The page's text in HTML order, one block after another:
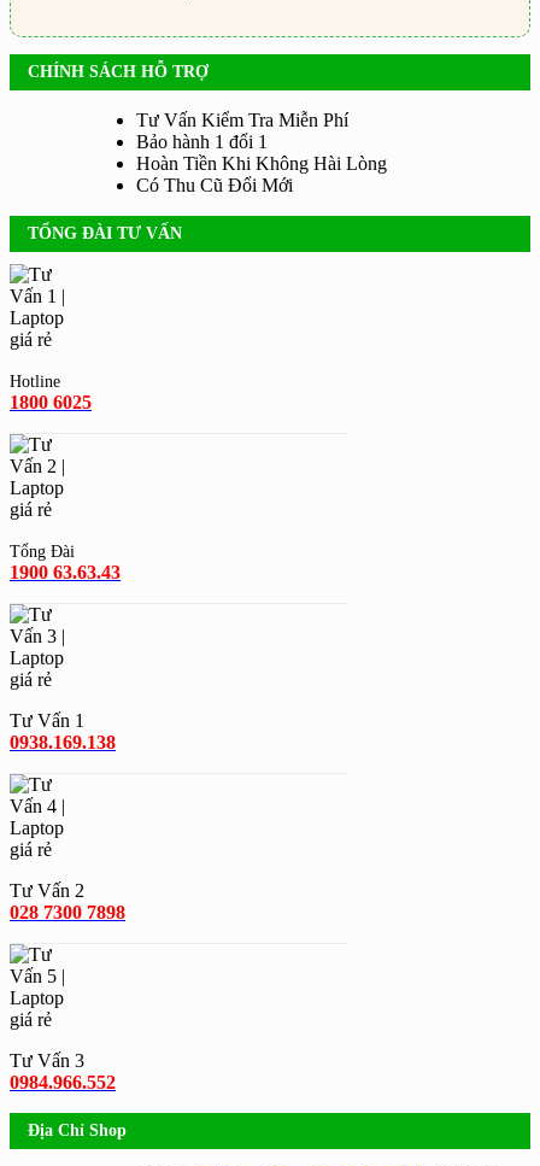
CHÍNH SÁCH HỖ TRỢ
Tư Vấn Kiểm Tra Miễn Phí
Bảo hành 1 đổi 1
Hoàn Tiền Khi Không Hài Lòng
Có Thu Cũ Đổi Mới
TỔNG ĐÀI TƯ VẤN
Hotline
1800 6025
Tổng Đài
1900 63.63.43
Tư Vấn 1
0938.169.138
Tư Vấn 2
028 7300 7898
Tư Vấn 3
0984.966.552
Địa Chỉ Shop